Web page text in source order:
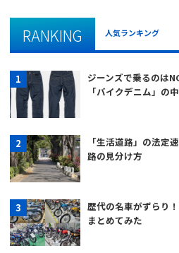
RANKING 人気ランキング
ジーンズで乗るのは
「バイクデニム」の
「生活道路」の法定
路の見分け方
歴代の名車がずらり
まとめてみた